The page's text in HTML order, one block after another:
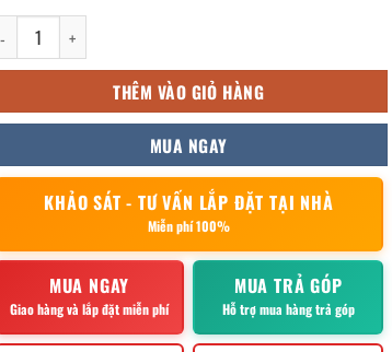
kệ inox 3 tầng thanh nan 1200x360x1030mm số lượng
THÊM VÀO GIỎ HÀNG
MUA NGAY
KHẢO SÁT - TƯ VẤN LẮP ĐẶT TẠI NHÀ
Miễn phí 100%
MUA NGAY
Giao hàng và lắp đặt miễn phí
MUA TRẢ GÓP
Hỗ trợ mua hàng trả góp